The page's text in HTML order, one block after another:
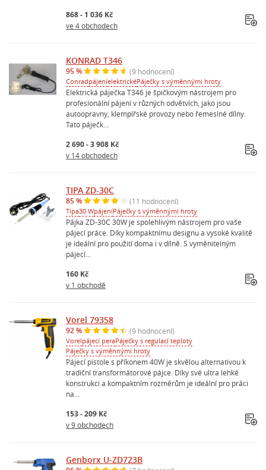
868 - 1 036 Kč
ve 4 obchodech
KONRAD T346
95 % (9 hodnocení)
ConradpájeníelektrickéPáječky s výměnnými hroty
Elektrická páječka T346 je špičkovým nástrojem pro
profesionální pájení v různých odvětvích, jako jsou
autoopravny, klempířské provozy nebo řemeslné dílny.
Tato páječk...
2 690 - 3 908 Kč
v 14 obchodech
TIPA ZD-30C
85 % (11 hodnocení)
Tipa30 WpájeníPáječky s výměnnými hroty
Pájka ZD-30C 30W je spolehlivým nástrojem pro vaše
pájecí práce. Díky kompaktnímu designu a vysoké kvalitě
je ideální pro použití doma i v dílně. S vyměnitelným
pájecí...
160 Kč
v 1 obchodě
Vorel 79358
92 % (9 hodnocení)
Vorelpájecí peraPáječky s regulací teploty
Páječky s výměnnými hroty
Pájecí pistole s příkonem 40W je skvělou alternativou k
tradiční transformátorové pájce. Díky své ultra lehké
konstrukci a kompaktním rozměrům je ideální pro práci
na...
153 - 209 Kč
v 9 obchodech
Genborx U-ZD723B